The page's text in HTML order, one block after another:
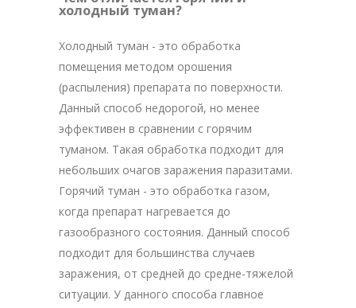
холодный туман?
Холодный туман - это обработка
помещения методом орошения
(распыления) препарата по поверхности.
Данный способ недорогой, но менее
эффективен в сравнении с горячим
туманом. Такая обработка подходит для
небольших очагов заражения паразитами.
Горячий туман - это обработка газом,
когда препарат нагревается до
газообразного состояния. Данный способ
подходит для большинства случаев
заражения, от средней до средне-тяжелой
ситуации. У данного способа главное